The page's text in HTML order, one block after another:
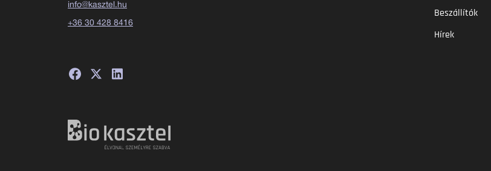
info@kasztel.hu
+36 30 428 8416
Beszállítók
Hírek